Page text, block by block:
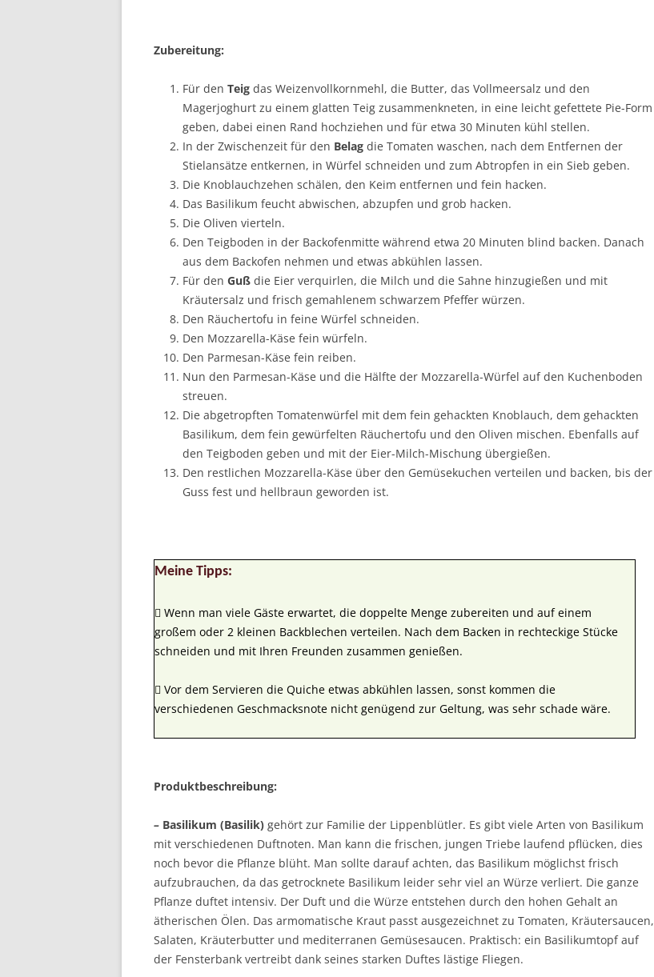
Zubereitung:
Für den Teig das Weizenvollkornmehl, die Butter, das Vollmeersalz und den
Magerjoghurt zu einem glatten Teig zusammenkneten, in eine leicht gefettete Pie-Form
geben, dabei einen Rand hochziehen und für etwa 30 Minuten kühl stellen.
In der Zwischenzeit für den Belag die Tomaten waschen, nach dem Entfernen der
Stielansätze entkernen, in Würfel schneiden und zum Abtropfen in ein Sieb geben.
Die Knoblauchzehen schälen, den Keim entfernen und fein hacken.
Das Basilikum feucht abwischen, abzupfen und grob hacken.
Die Oliven vierteln.
Den Teigboden in der Backofenmitte während etwa 20 Minuten blind backen. Danach
aus dem Backofen nehmen und etwas abkühlen lassen.
Für den Guß die Eier verquirlen, die Milch und die Sahne hinzugießen und mit
Kräutersalz und frisch gemahlenem schwarzem Pfeffer würzen.
Den Räuchertofu in feine Würfel schneiden.
Den Mozzarella-Käse fein würfeln.
Den Parmesan-Käse fein reiben.
Nun den Parmesan-Käse und die Hälfte der Mozzarella-Würfel auf den Kuchenboden
streuen.
Die abgetropften Tomatenwürfel mit dem fein gehackten Knoblauch, dem gehackten
Basilikum, dem fein gewürfelten Räuchertofu und den Oliven mischen. Ebenfalls auf
den Teigboden geben und mit der Eier-Milch-Mischung übergießen.
Den restlichen Mozzarella-Käse über den Gemüsekuchen verteilen und backen, bis der
Guss fest und hellbraun geworden ist.
Meine Tipps:
 Wenn man viele Gäste erwartet, die doppelte Menge zubereiten und auf einem
großem oder 2 kleinen Backblechen verteilen. Nach dem Backen in rechteckige Stücke
schneiden und mit Ihren Freunden zusammen genießen.
 Vor dem Servieren die Quiche etwas abkühlen lassen, sonst kommen die
verschiedenen Geschmacksnote nicht genügend zur Geltung, was sehr schade wäre.
Produktbeschreibung:
– Basilikum (Basilik) gehört zur Familie der Lippenblütler. Es gibt viele Arten von Basilikum
mit verschiedenen Duftnoten. Man kann die frischen, jungen Triebe laufend pflücken, dies
noch bevor die Pflanze blüht. Man sollte darauf achten, das Basilikum möglichst frisch
aufzubrauchen, da das getrocknete Basilikum leider sehr viel an Würze verliert. Die ganze
Pflanze duftet intensiv. Der Duft und die Würze entstehen durch den hohen Gehalt an
ätherischen Ölen. Das armomatische Kraut passt ausgezeichnet zu Tomaten, Kräutersaucen,
Salaten, Kräuterbutter und mediterranen Gemüsesaucen. Praktisch: ein Basilikumtopf auf
der Fensterbank vertreibt dank seines starken Duftes lästige Fliegen.